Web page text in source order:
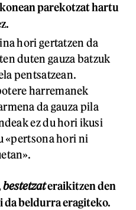
parekotzat hartu
hori gertatzen da
duten gauza batzuk
pentsatzean.
harremanek
da gauza pila
ez du hori ikusi
«pertsona hori ni
bestetzateraikitzen den
da beldurra eragiteko.